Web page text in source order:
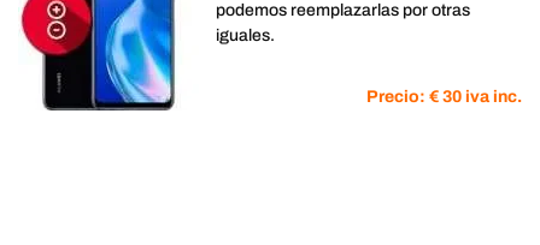
podemos reemplazarlas por otras
iguales.
Precio: € 30 iva inc.